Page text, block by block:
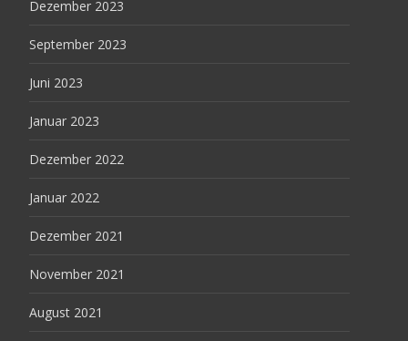
Dezember 2023
September 2023
Juni 2023
Januar 2023
Dezember 2022
Januar 2022
Dezember 2021
November 2021
August 2021